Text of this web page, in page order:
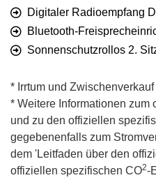
Digitaler Radioempfang
Bluetooth-
Sonnenschutzrollos 2.
* Irrtum und
* Weitere Informationen zum
und zu den offiziellen
gegebenenfalls zum
dem 'Leitfaden über den
offiziellen spezifischen CO2-